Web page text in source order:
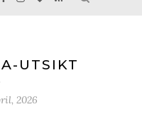
UTSIKT
2026